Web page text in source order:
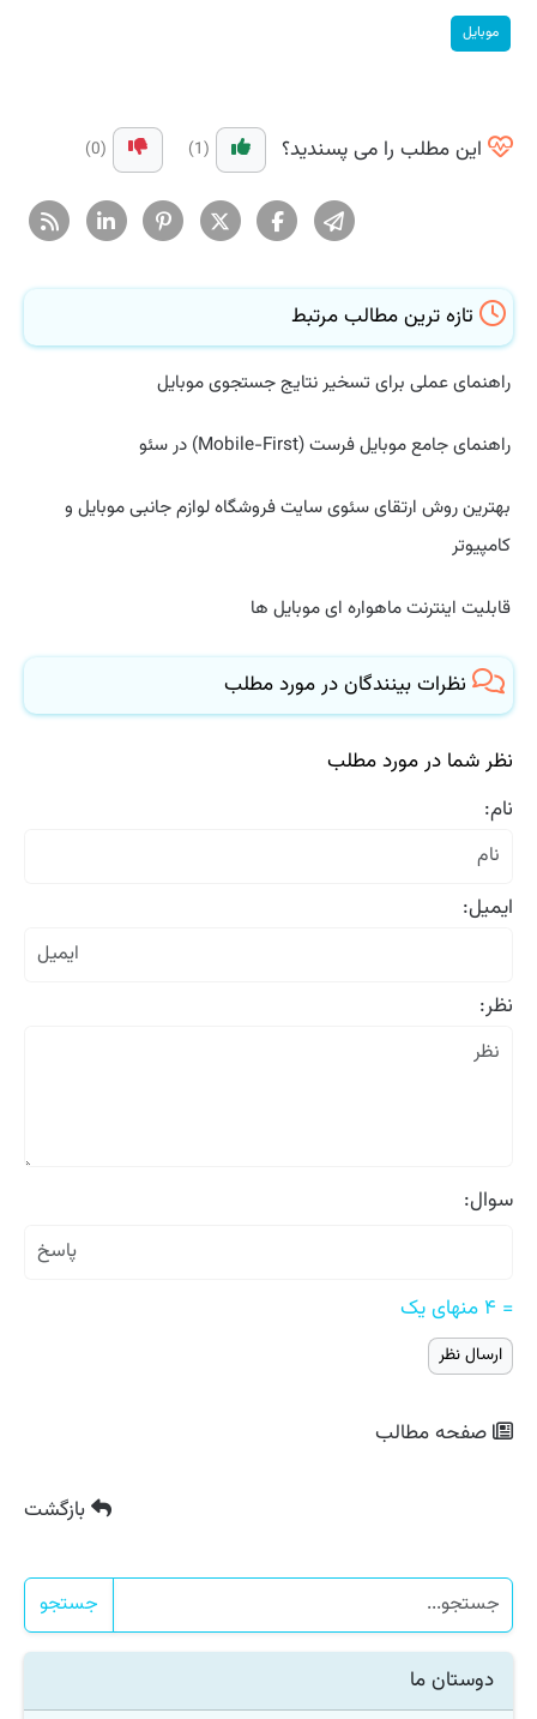
موبایل
این مطلب را می پسندید؟ (1)
(0)
تازه ترین مطالب مرتبط
راهنمای عملی برای تسخیر نتایج جستجوی موبایل
راهنمای جامع موبایل فرست (Mobile-First) در سئو
بهترین روش ارتقای سئوی سایت فروشگاه لوازم جانبی موبایل و
کامپیوتر
قابلیت اینترنت ماهواره ای موبایل ها
نظرات بینندگان در مورد مطلب
نظر شما در مورد مطلب
نام:
ایمیل:
نظر:
سوال:
= ۴ منهای یک
صفحه مطالب
بازگشت
جستجو
دوستان ما